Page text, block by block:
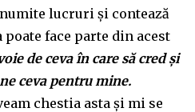
lucruri și contează
face parte din acest
de ceva în care să cred și
ceva pentru mine.
chestia asta și mi se